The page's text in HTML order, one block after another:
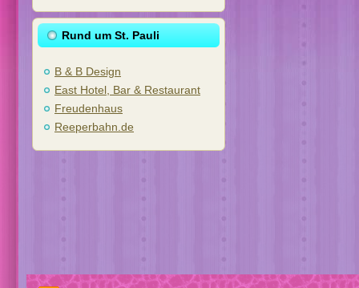
Rund um St. Pauli
B & B Design
East Hotel, Bar & Restaurant
Freudenhaus
Reeperbahn.de